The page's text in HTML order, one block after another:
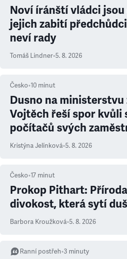
Noví íránští vládci jsou
jejich zabití předchůdci
neví rady
Tomáš Lindner•5. 8. 2026
Česko•10 minut
Dusno na
Vojtěch řeší spor kvůli
počítačů svých
Kristýna Jelínková•5. 8. 2026
Česko•17 minut
Prokop Pithart:
divokost, která sytí
Barbora Kroužková•5. 8. 2026
Ranní postřeh•3 minuty